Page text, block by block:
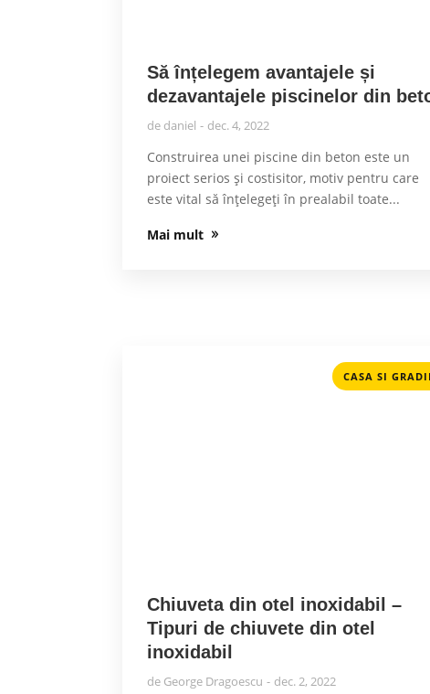
Să înțelegem avantajele și
dezavantajele piscinelor din
de daniel dec. 4, 2022
Construirea unei piscine din beton este un
proiect serios și costisitor, motiv pentru care
este vital să înțelegeți în prealabil toate...
Mai mult
CASA SI
Chiuveta din otel inoxidabil –
Tipuri de chiuvete din otel
inoxidabil
de George Dragoescu dec. 2, 2022